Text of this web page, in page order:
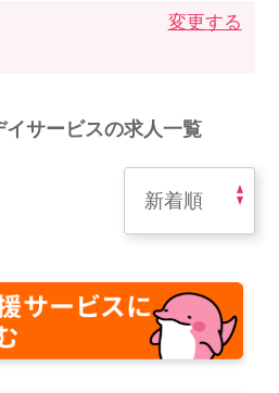
ついて
わせ
者様はこちら
カのsmileコラム
のお仕事について
変更する
サービスの求人一覧